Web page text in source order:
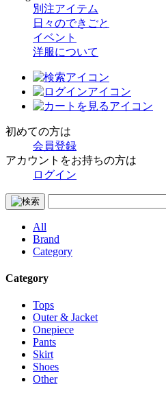
別注アイテム
日々のできごと
イベント
洋服について
初めての方は
会員登録
アカウントをお持ちの方は
ログイン
All
Brand
Category
Category
Tops
Outer & Jacket
Onepiece
Pants
Skirt
Shoes
Other